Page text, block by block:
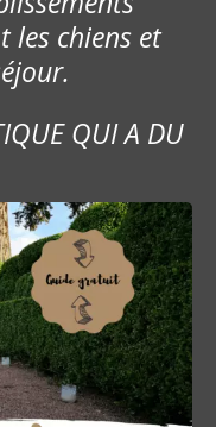
les chiens et
QUI A DU